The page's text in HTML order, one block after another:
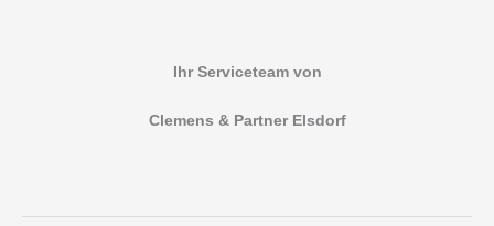
Ihr Serviceteam von
Clemens & Partner Elsdorf